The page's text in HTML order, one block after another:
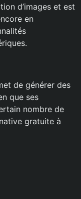
d’images et est
en
de générer des
que ses
nombre de
gratuite à